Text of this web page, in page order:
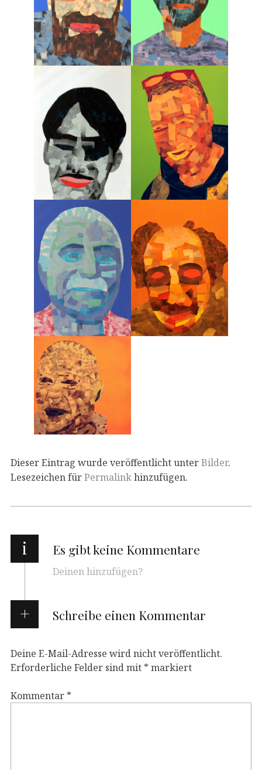
Dieser Eintrag wurde veröffentlicht unterBilder.
Lesezeichen fürPermalinkhinzufügen.
i Es gibt keine Kommentare
Deinen hinzufügen?
Schreibe einen Kommentar
Deine E-Mail-Adresse wird nicht veröffentlicht.
Erforderliche Felder sind mit * markiert
Kommentar *